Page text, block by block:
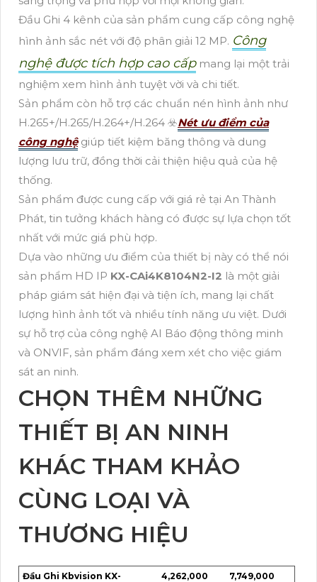
Đầu Ghi 4 kênh của sản phẩm cung cấp công nghệ
hình ảnh sắc nét với độ phân giải 12 MP. Công
nghệ được tích hợp cao cấpmang lại một trải
nghiệm xem hình ảnh tuyệt vời và chi tiết.
Sản phẩm còn hỗ trợ các chuẩn nén hình ảnh như
H.265+/H.265/H.264+/H.264 ☣️Nét ưu điểm của
công nghệgiúp tiết kiệm băng thông và dung
lượng lưu trữ, đồng thời cải thiện hiệu quả của hệ
thống.
Sản phẩm được cung cấp với giá rẻ tại An Thành
Phát, tin tưởng khách hàng có được sự lựa chọn tốt
nhất với mức giá phù hợp.
Dựa vào những ưu điểm của thiết bị này có thể nói
sản phẩm HD IP KX-CAi4K8104N2-I2 là một giải
pháp giám sát hiện đại và tiện ích, mang lại chất
lượng hình ảnh tốt và nhiều tính năng ưu việt. Dưới
sự hỗ trợ của công nghệ AI Báo động thông minh
và ONVIF, sản phẩm đáng xem xét cho việc giám
sát an ninh.
CHỌN THÊM NHỮNG
THIẾT BỊ AN NINH
KHÁC THAM KHẢO
CÙNG LOẠI VÀ
THƯƠNG HIỆU
Đầu Ghi Kbvision KX-
4,262,000
7,749,000